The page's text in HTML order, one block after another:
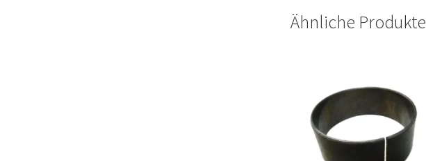
Ähnliche Produkte